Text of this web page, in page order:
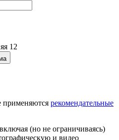
12
применяются рекомендательные
(но не ограничиваясь)
и видео